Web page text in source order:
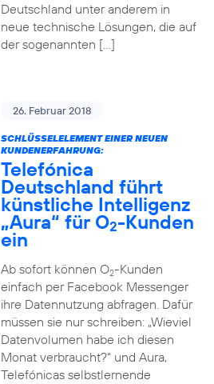
Deutschland unter anderem in
neue technische Lösungen, die auf
der sogenannten […]
26. Februar 2018
SCHLÜSSELELEMENT EINER NEUEN
KUNDENERFAHRUNG:
Telefónica
Deutschland führt
künstliche Intelligenz
„Aura“ für O2-Kunden
ein
Ab sofort können O2-Kunden
einfach per Facebook Messenger
ihre Datennutzung abfragen. Dafür
müssen sie nur schreiben: „Wieviel
Datenvolumen habe ich diesen
Monat verbraucht?“ und Aura,
Telefónicas selbstlernende